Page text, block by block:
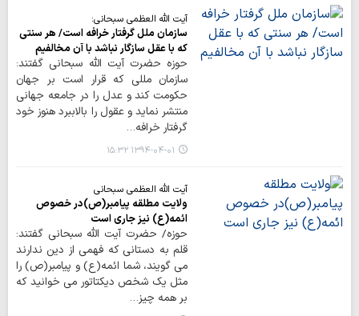
آیت الله العظمی سبحانی:
سازمان ملل گرفتار خرافه است/ هر سنتی
که با عقل سازگار نباشد با آن مخالفیم
حوزه حضرت آیت الله سبحانی گفتند:
سازمان مللی که قرار است بر جهان
حکومت کند و عدل را در جامعه جهانی
منتشر نماید و عقول را بالاببرد هنوز خود
گرفتار خرافه…
۱۳۹۴-۰۴-۰۱ ۱۵:۳۲
آیت الله العظمی سبحانی
ولایت مطلقه پیامبر(ص)در خصوص
ائمه(ع) نیز جاری است
حوزه/ حضرت آیت الله سبحانی گفتند:
قلم به دستانی که فهمی از دین ندارند
می گویند، شما ائمه(ع) و پیامبر(ص) را
مثل یک شخص دیکتاتور می خوانید که
بر همه چیز…